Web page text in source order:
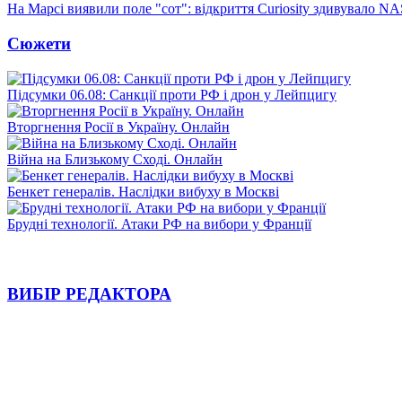
На Марсі виявили поле "сот": відкриття Curiosity здивувало
Сюжети
Підсумки 06.08: Санкції проти РФ і дрон у Лейпцигу
Вторгнення Росії в Україну. Онлайн
Війна на Близькому Сході. Онлайн
Бенкет генералів. Наслідки вибуху в Москві
Брудні технології. Атаки РФ на вибори у Франції
ВИБІР РЕДАКТОРА